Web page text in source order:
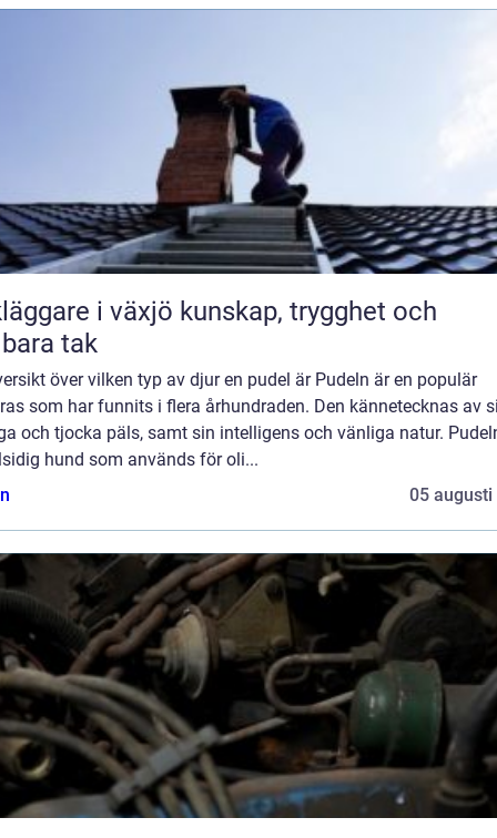
i växjö kunskap, trygghet och
tak
över vilken typ av djur en pudel är Pudeln är en populär
som har funnits i flera århundraden. Den kännetecknas av
och tjocka päls, samt sin intelligens och vänliga natur.
hund som används för oli...
05 augusti